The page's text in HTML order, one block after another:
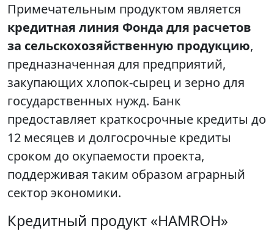
Примечательным продуктом является
кредитная линия Фонда для расчетов
за сельскохозяйственную продукцию,
предназначенная для предприятий,
закупающих хлопок-сырец и зерно для
государственных нужд. Банк
предоставляет краткосрочные кредиты до
12 месяцев и долгосрочные кредиты
сроком до окупаемости проекта,
поддерживая таким образом аграрный
сектор экономики.
Кредитный продукт «HAMROH»